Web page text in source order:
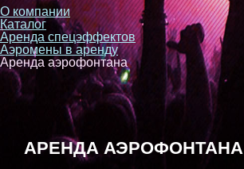
О компании
Каталог
Аренда спецэффектов
Аэромены в аренду
Аренда аэрофонтана
АРЕНДА АЭРОФОНТАНА